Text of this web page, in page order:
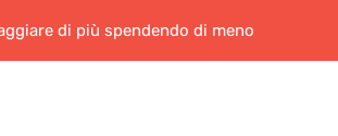
di più spendendo di meno